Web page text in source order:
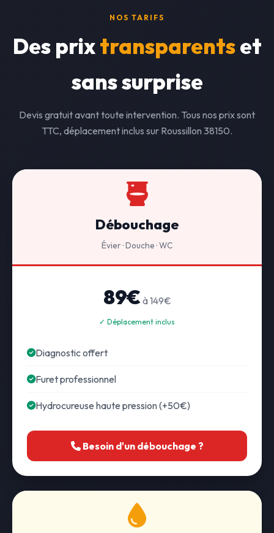
NOS TARIFS
Des prixtransparentset
sans surprise
Devis gratuit avant toute intervention. Tous nos prix sont
TTC, déplacement inclus sur Roussillon 38150.
Débouchage
Évier · Douche · WC
89€ à 149€
✓ Déplacement inclus
Diagnostic offert
Furet professionnel
Hydrocureuse haute pression (+50€)
Besoin d'un débouchage ?